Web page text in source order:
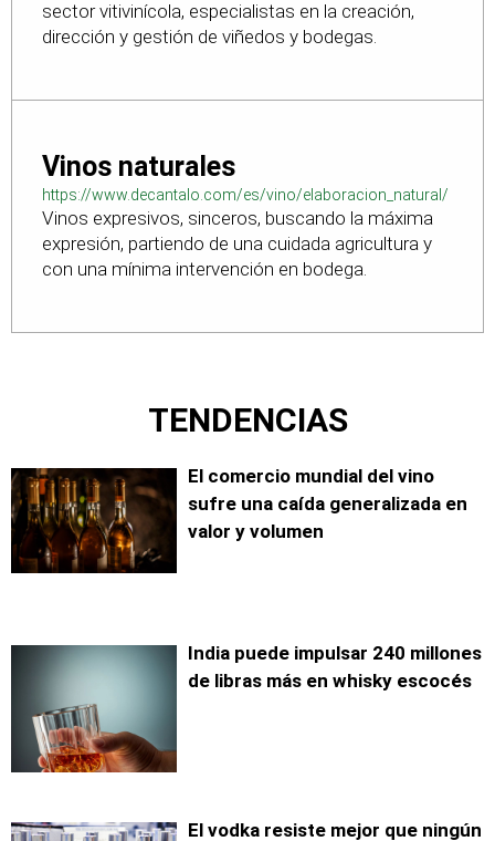
sector vitivinícola, especialistas en la creación,
dirección y gestión de viñedos y bodegas.
Vinos naturales
https://www.decantalo.com/es/vino/elaboracion_natural/
Vinos expresivos, sinceros, buscando la máxima
expresión, partiendo de una cuidada agricultura y
con una mínima intervención en bodega.
TENDENCIAS
El comercio mundial del vino
sufre una caída generalizada en
valor y volumen
India puede impulsar 240 millones
de libras más en whisky escocés
El vodka resiste mejor que ningún